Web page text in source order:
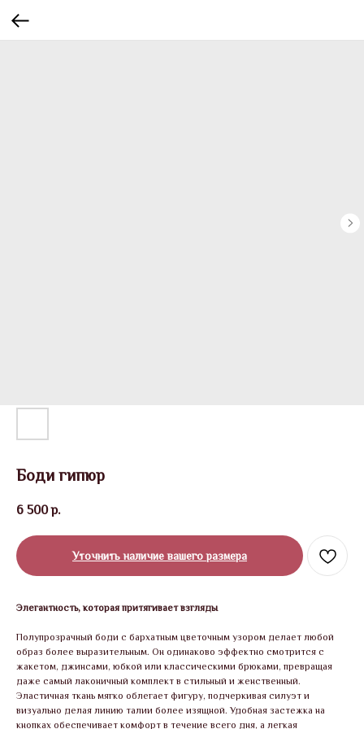
Боди гипюр
6 500 р.
Уточнить наличие вашего размера
Элегантность, которая притягивает взгляды
Полупрозрачный боди с бархатным цветочным узором делает любой
образ более выразительным. Он одинаково эффектно смотрится с
жакетом, джинсами, юбкой или классическими брюками, превращая
даже самый лаконичный комплект в стильный и женственный.
Эластичная ткань мягко облегает фигуру, подчеркивая силуэт и
визуально делая линию талии более изящной. Удобная застежка на
кнопках обеспечивает комфорт в течение всего дня, а легкая